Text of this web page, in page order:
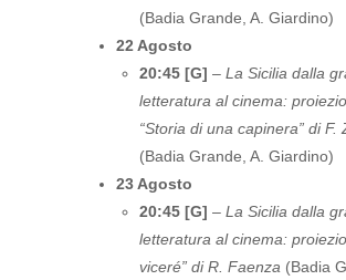
(Badia Grande, A. Giardino)
22 Agosto
20:45 [G] – La Sicilia dalla
letteratura al cinema:
“Storia di una capinera” di F.
(Badia Grande, A. Giardino)
23 Agosto
20:45 [G] – La Sicilia dalla
letteratura al cinema:
viceré” di R. Faenza (Badia